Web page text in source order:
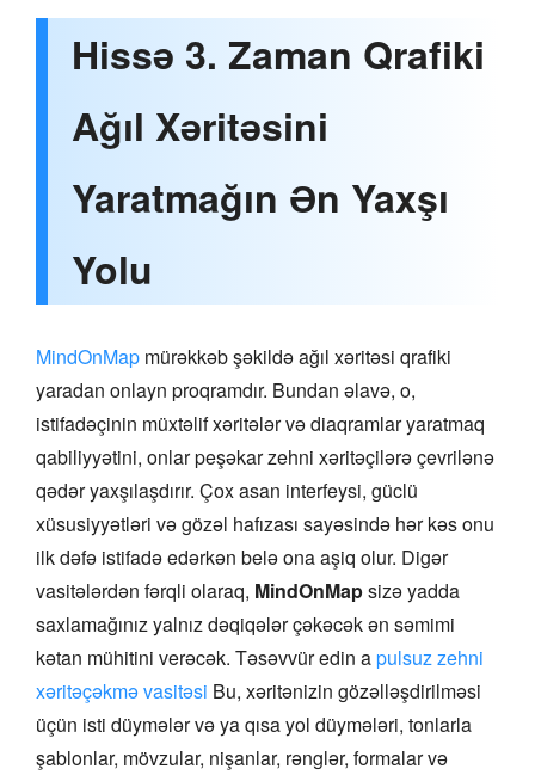
Hissə 3. Zaman Qrafiki
Ağıl Xəritəsini
Yaratmağın Ən Yaxşı
Yolu
MindOnMap mürəkkəb şəkildə ağıl xəritəsi qrafiki
yaradan onlayn proqramdır. Bundan əlavə, o,
istifadəçinin müxtəlif xəritələr və diaqramlar yaratmaq
qabiliyyətini, onlar peşəkar zehni xəritəçilərə çevrilənə
qədər yaxşılaşdırır. Çox asan interfeysi, güclü
xüsusiyyətləri və gözəl hafızası sayəsində hər kəs onu
ilk dəfə istifadə edərkən belə ona aşiq olur. Digər
vasitələrdən fərqli olaraq, MindOnMapsizə yadda
saxlamağınız yalnız dəqiqələr çəkəcək ən səmimi
kətan mühitini verəcək. Təsəvvür edin apulsuz zehni
xəritəçəkmə vasitəsi Bu, xəritənizin gözəlləşdirilməsi
üçün isti düymələr və ya qısa yol düymələri, tonlarla
şablonlar, mövzular, nişanlar, rənglər, formalar və